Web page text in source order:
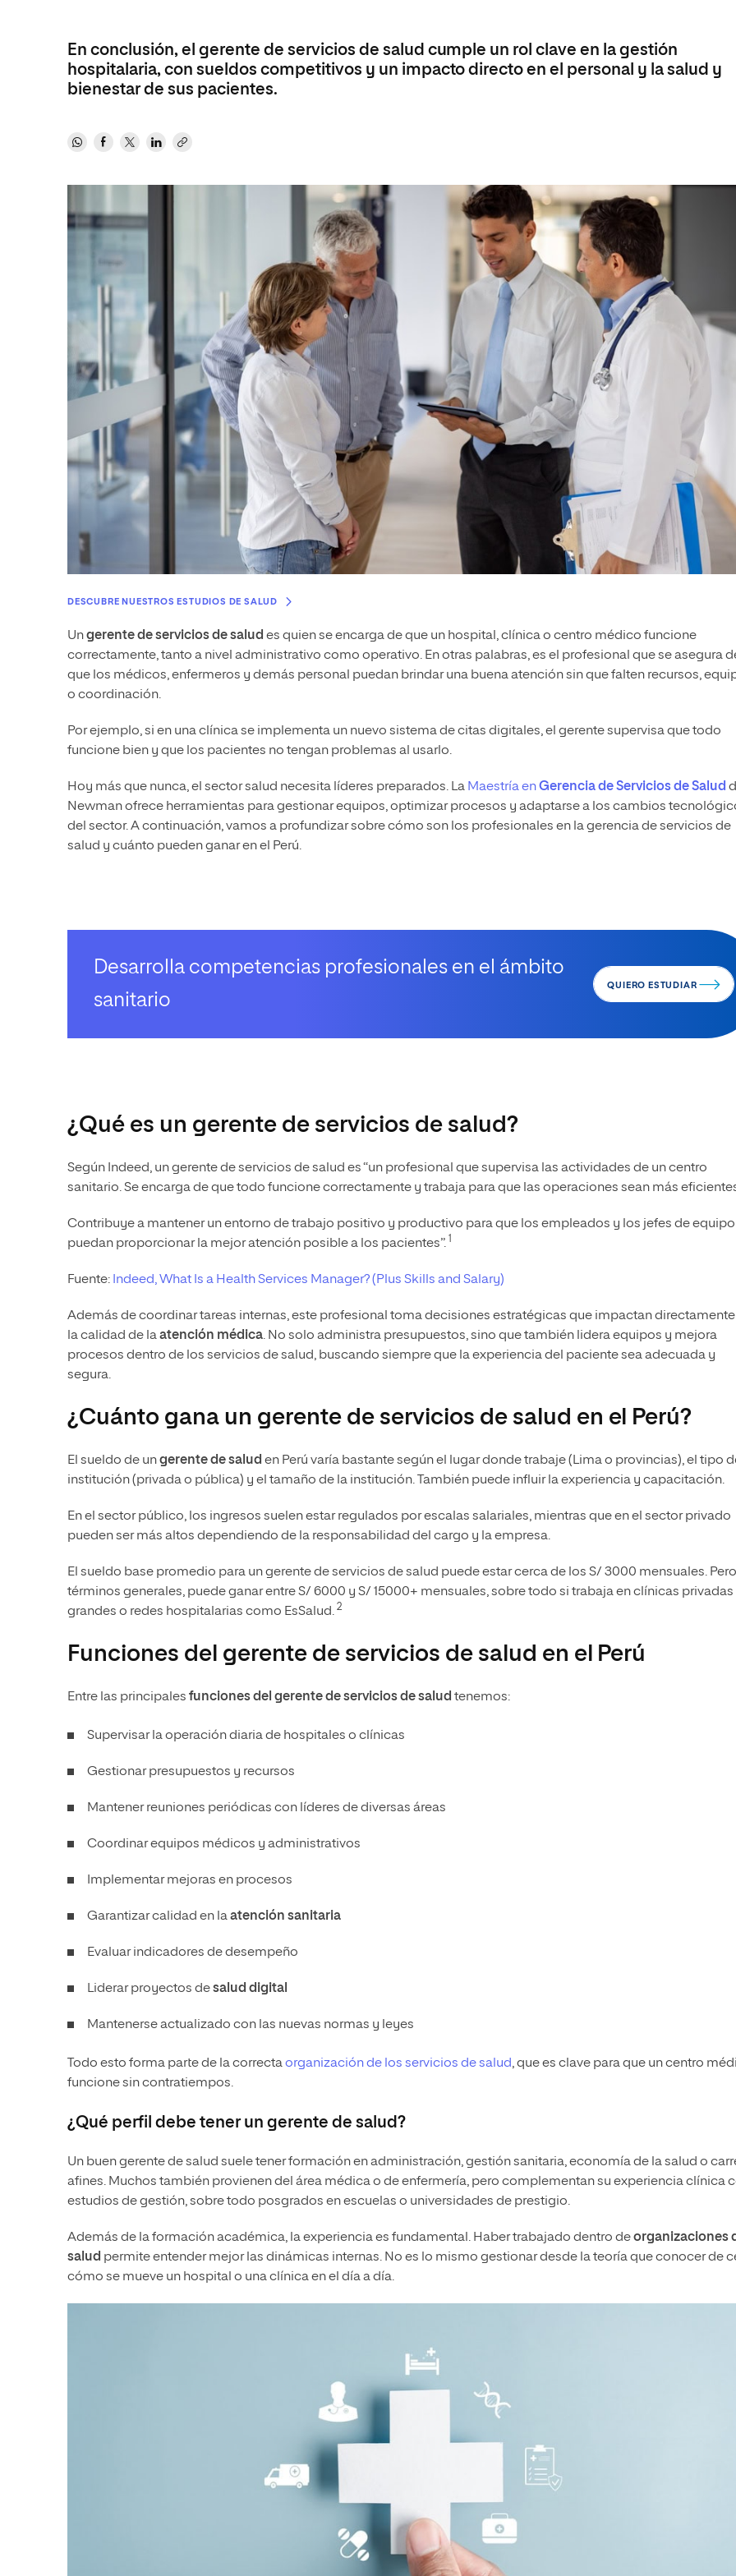
En conclusión, el gerente de servicios de salud cumple un rol clave en la gestión
hospitalaria, con sueldos competitivos y un impacto directo en el personal y la salud y
bienestar de sus pacientes.
DESCUBRE NUESTROS ESTUDIOS DE SALUD
Ungerente de servicios de salud es quien se encarga de que un hospital, clínica o centro médico funcione
correctamente, tanto a nivel administrativo como operativo. En otras palabras, es el profesional que se asegura
que los médicos, enfermeros y demás personal puedan brindar una buena atención sin que falten recursos,
o coordinación.
Por ejemplo, si en una clínica se implementa un nuevo sistema de citas digitales, el gerente supervisa que todo
funcione bien y que los pacientes no tengan problemas al usarlo.
Hoy más que nunca, el sector salud necesita líderes preparados. La Maestría enGerencia de Servicios de Salud
Newman ofrece herramientas para gestionar equipos, optimizar procesos y adaptarse a los cambios
del sector. A continuación, vamos a profundizar sobre cómo son los profesionales en la gerencia de servicios de
salud y cuánto pueden ganar en el Perú.
Desarrolla competencias profesionales en el ámbito
sanitario
QUIERO ESTUDIAR
¿Qué es un gerente de servicios de salud?
Según Indeed, un gerente de servicios de salud es “un profesional que supervisa las actividades de un centro
sanitario. Se encarga de que todo funcione correctamente y trabaja para que las operaciones sean más
Contribuye a mantener un entorno de trabajo positivo y productivo para que los empleados y los jefes de equipo
puedan proporcionar la mejor atención posible a los pacientes”. 1
Fuente: Indeed, What Is a Health Services Manager? (Plus Skills and Salary)
Además de coordinar tareas internas, este profesional toma decisiones estratégicas que impactan directamente
la calidad de laatención médica. No solo administra presupuestos, sino que también lidera equipos y mejora
procesos dentro de los servicios de salud, buscando siempre que la experiencia del paciente sea adecuada y
segura.
¿Cuánto gana un gerente de servicios de salud en el Perú?
El sueldo de ungerente de salud en Perú varía bastante según el lugar donde trabaje (Lima o provincias), el tipo
institución (privada o pública) y el tamaño de la institución. También puede influir la experiencia y capacitación.
En el sector público, los ingresos suelen estar regulados por escalas salariales, mientras que en el sector privado
pueden ser más altos dependiendo de la responsabilidad del cargo y la empresa.
El sueldo base promedio para un gerente de servicios de salud puede estar cerca de los S/ 3000 mensuales.
términos generales, puede ganar entre S/ 6000 y S/ 15000+ mensuales, sobre todo si trabaja en clínicas privadas
grandes o redes hospitalarias como EsSalud. 2
Funciones del gerente de servicios de salud en el Perú
Entre las principales funciones del gerente de servicios de salud tenemos:
Supervisar la operación diaria de hospitales o clínicas
Gestionar presupuestos y recursos
Mantener reuniones periódicas con líderes de diversas áreas
Coordinar equipos médicos y administrativos
Implementar mejoras en procesos
Garantizar calidad en laatención sanitaria
Evaluar indicadores de desempeño
Liderar proyectos desalud digital
Mantenerse actualizado con las nuevas normas y leyes
Todo esto forma parte de la correctaorganización de los servicios de salud, que es clave para que un centro
funcione sin contratiempos.
¿Qué perfil debe tener un gerente de salud?
Un buen gerente de salud suele tener formación en administración, gestión sanitaria, economía de la salud o
afines. Muchos también provienen del área médica o de enfermería, pero complementan su experiencia clínica
estudios de gestión, sobre todo posgrados en escuelas o universidades de prestigio.
Además de la formación académica, la experiencia es fundamental. Haber trabajado dentro deorganizaciones
salud permite entender mejor las dinámicas internas. No es lo mismo gestionar desde la teoría que conocer de
cómo se mueve un hospital o una clínica en el día a día.